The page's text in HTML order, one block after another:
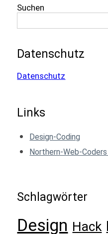
Suchen
Datenschutz
Datenschutz
Links
Design-Coding
Northern-Web-
Schlagwörter
Design Hack